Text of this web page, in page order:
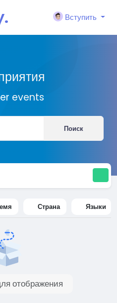
Вступить
events
Поиск
Страна Языки
отображения